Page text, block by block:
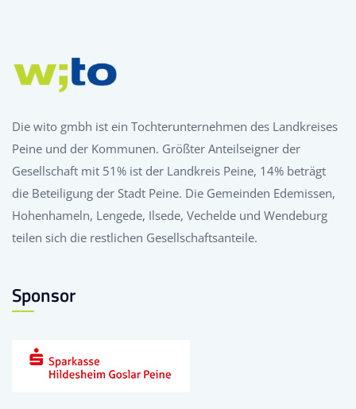
Die wito gmbh ist ein Tochterunternehmen des Landkreises
Peine und der Kommunen. Größter Anteilseigner der
Gesellschaft mit 51% ist der Landkreis Peine, 14% beträgt
die Beteiligung der Stadt Peine. Die Gemeinden Edemissen,
Hohenhameln, Lengede, Ilsede, Vechelde und Wendeburg
teilen sich die restlichen Gesellschaftsanteile.
Sponsor